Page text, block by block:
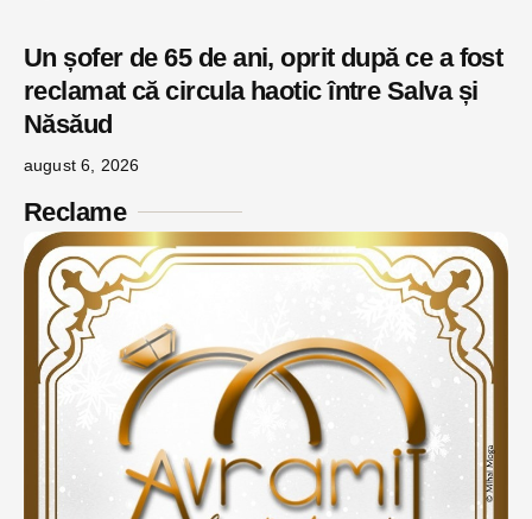
Un șofer de 65 de ani, oprit după ce a fost
reclamat că circula haotic între Salva și
Năsăud
august 6, 2026
Reclame